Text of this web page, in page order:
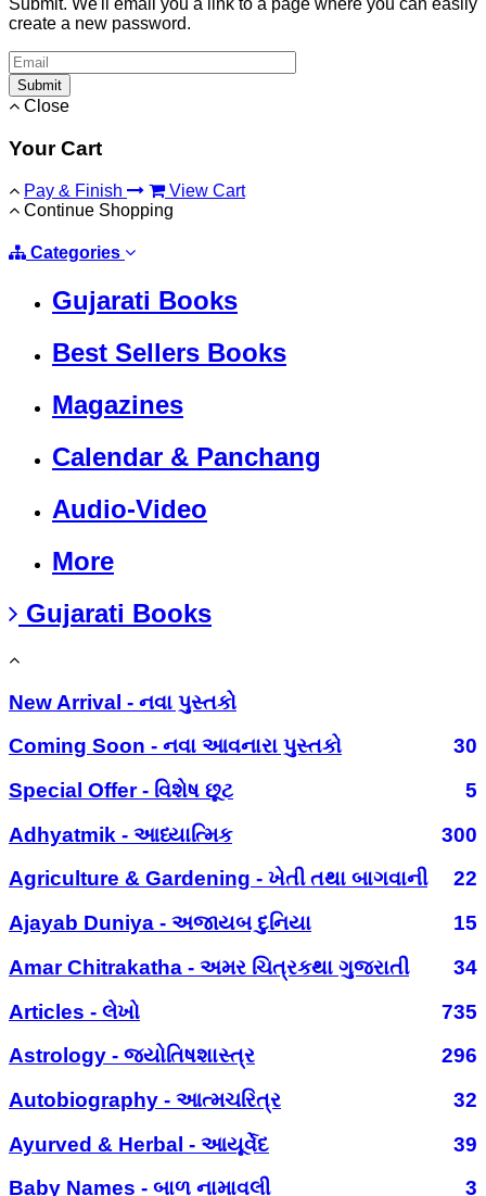
Submit. We'll email you a link to a page where you can easily
create a new password.
Submit
Close
Your Cart
Pay & Finish
View Cart
Continue Shopping
Categories
Gujarati Books
Best Sellers Books
Magazines
Calendar & Panchang
Audio-Video
More
Gujarati Books
New Arrival - નવા પુસ્તકો
Coming Soon - નવા આવનારા પુસ્તકો
30
Special Offer - વિશેષ છૂટ
5
Adhyatmik - આધ્યાત્મિક
300
Agriculture & Gardening - ખેતી તથા બાગવાની
22
Ajayab Duniya - અજાયબ દુનિયા
15
Amar Chitrakatha - અમર ચિત્રકથા ગુજરાતી
34
Articles - લેખો
735
Astrology - જ્યોતિષશાસ્ત્ર
296
Autobiography - આત્મચરિત્ર
32
Ayurved & Herbal - આયૂર્વેદ
39
Baby Names - બાળ નામાવલી
3